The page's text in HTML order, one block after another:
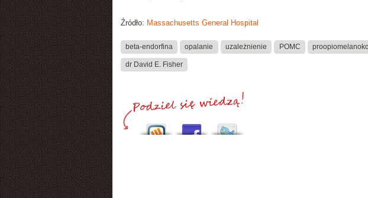
Źródło: Massachusetts General Hospital
beta-endorfina opalanie uzależnienie POMC
dr David E. Fisher